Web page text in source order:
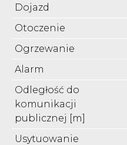
Dojazd
Otoczenie
Ogrzewanie
Alarm
Odległość do
komunikacji
publicznej [m]
Usytuowanie